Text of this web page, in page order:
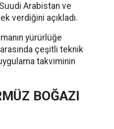
Arabistan ve
verdiğini açıkladı.
yürürlüğe
çeşitli teknik
takviminin
BOĞAZI